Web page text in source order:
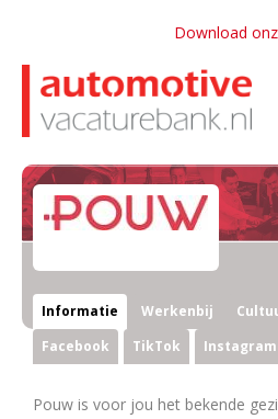
Download
Informatie Werkenbij
Facebook
TikTok Instagram
Pouw is voor jou het bekende